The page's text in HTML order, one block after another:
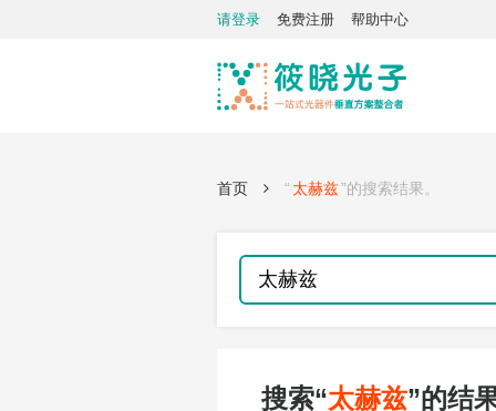
请登录 免费注册 帮助中心
首页 “ 太赫兹”的搜索结果。
搜索“太赫兹”的结